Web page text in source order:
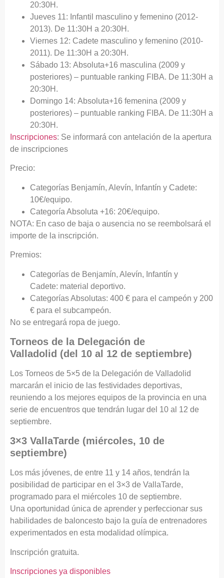
20:30H.
Jueves 11: Infantil masculino y femenino (2012-
2013). De 11:30H a 20:30H.
Viernes 12: Cadete masculino y femenino (2010-
2011). De 11:30H a 20:30H.
Sábado 13: Absoluta+16 masculina (2009 y
posteriores) – puntuable ranking FIBA. De 11:30H a
20:30H.
Domingo 14: Absoluta+16 femenina (2009 y
posteriores) – puntuable ranking FIBA. De 11:30H a
20:30H.
Inscripciones: Se informará con antelación de la apertura
de inscripciones
Precio:
Categorías Benjamín, Alevín, Infantín y Cadete:
10€/equipo.
Categoría Absoluta +16: 20€/equipo.
NOTA: En caso de baja o ausencia no se reembolsará el
importe de la inscripción.
Premios:
Categorías de Benjamín, Alevín, Infantín y
Cadete: material deportivo.
Categorías Absolutas: 400 € para el campeón y 200
€ para el subcampeón.
No se entregará ropa de juego.
Torneos de la Delegación de
Valladolid (del 10 al 12 de septiembre)
Los Torneos de 5×5 de la Delegación de Valladolid
marcarán el inicio de las festividades deportivas,
reuniendo a los mejores equipos de la provincia en una
serie de encuentros que tendrán lugar del 10 al 12 de
septiembre.
3×3 VallaTarde (miércoles, 10 de
septiembre)
Los más jóvenes, de entre 11 y 14 años, tendrán la
posibilidad de participar en el 3×3 de VallaTarde,
programado para el miércoles 10 de septiembre.
Una oportunidad única de aprender y perfeccionar sus
habilidades de baloncesto bajo la guía de entrenadores
experimentados en esta modalidad olímpica.
Inscripción gratuita.
Inscripciones ya disponibles